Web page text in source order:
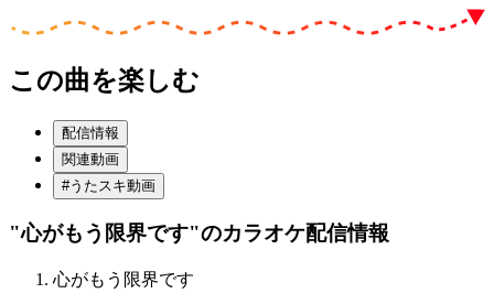
この曲を楽しむ
配信情報
関連動画
#うたスキ動画
"心がもう限界です"のカラオケ配信情報
心がもう限界です